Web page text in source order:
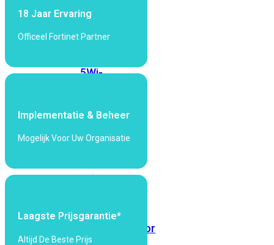
Fi
Generatie
5Wi-
Fi
Fi
Wi-
Outdoor
18 Jaar Ervaring
Officeel Fortinet Partner
Implementatie & Beheer
Mogelijk Voor Uw Organisatie
Laagste Prijsgarantie*
Altijd De Beste Prijs